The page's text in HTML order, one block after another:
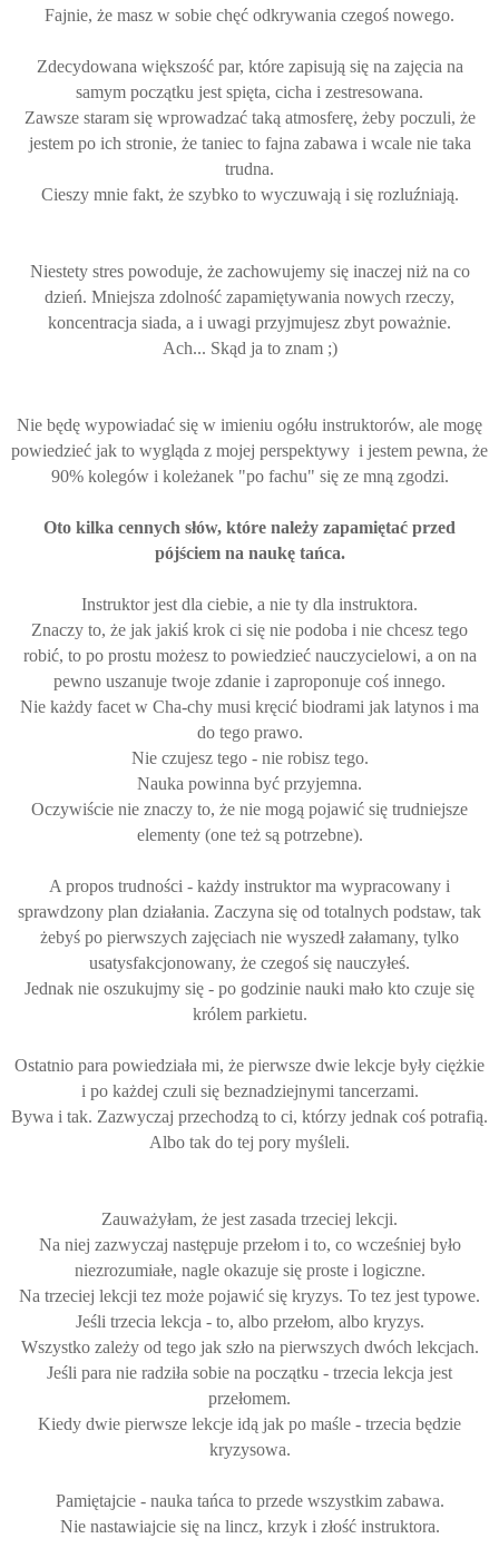
Fajnie, że masz w sobie chęć odkrywania czegoś nowego.
Zdecydowana większość par, które zapisują się na zajęcia na
samym początku jest spięta, cicha i zestresowana.
Zawsze staram się wprowadzać taką atmosferę, żeby poczuli, że
jestem po ich stronie, że taniec to fajna zabawa i wcale nie taka
trudna.
Cieszy mnie fakt, że szybko to wyczuwają i się rozluźniają.
Niestety stres powoduje, że zachowujemy się inaczej niż na co
dzień. Mniejsza zdolność zapamiętywania nowych rzeczy,
koncentracja siada, a i uwagi przyjmujesz zbyt poważnie.
Ach... Skąd ja to znam ;)
Nie będę wypowiadać się w imieniu ogółu instruktorów, ale mogę
powiedzieć jak to wygląda z mojej perspektywy i jestem pewna, że
90% kolegów i koleżanek "po fachu" się ze mną zgodzi.
Oto kilka cennych słów, które należy zapamiętać przed
pójściem na naukę tańca.
Instruktor jest dla ciebie, a nie ty dla instruktora.
Znaczy to, że jak jakiś krok ci się nie podoba i nie chcesz tego
robić, to po prostu możesz to powiedzieć nauczycielowi, a on na
pewno uszanuje twoje zdanie i zaproponuje coś innego.
Nie każdy facet w Cha-chy musi kręcić biodrami jak latynos i ma
do tego prawo.
Nie czujesz tego - nie robisz tego.
Nauka powinna być przyjemna.
Oczywiście nie znaczy to, że nie mogą pojawić się trudniejsze
elementy (one też są potrzebne).
A propos trudności - każdy instruktor ma wypracowany i
sprawdzony plan działania. Zaczyna się od totalnych podstaw, tak
żebyś po pierwszych zajęciach nie wyszedł załamany, tylko
usatysfakcjonowany, że czegoś się nauczyłeś.
Jednak nie oszukujmy się - po godzinie nauki mało kto czuje się
królem parkietu.
Ostatnio para powiedziała mi, że pierwsze dwie lekcje były ciężkie
i po każdej czuli się beznadziejnymi tancerzami.
Bywa i tak. Zazwyczaj przechodzą to ci, którzy jednak coś potrafią.
Albo tak do tej pory myśleli.
Zauważyłam, że jest zasada trzeciej lekcji.
Na niej zazwyczaj następuje przełom i to, co wcześniej było
niezrozumiałe, nagle okazuje się proste i logiczne.
Na trzeciej lekcji tez może pojawić się kryzys. To tez jest typowe.
Jeśli trzecia lekcja - to, albo przełom, albo kryzys.
Wszystko zależy od tego jak szło na pierwszych dwóch lekcjach.
Jeśli para nie radziła sobie na początku - trzecia lekcja jest
przełomem.
Kiedy dwie pierwsze lekcje idą jak po maśle - trzecia będzie
kryzysowa.
Pamiętajcie - nauka tańca to przede wszystkim zabawa.
Nie nastawiajcie się na lincz, krzyk i złość instruktora.